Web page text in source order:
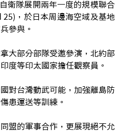
衛隊展開兩年一度的規模聯合
，於日本周邊海空域及基地
參與。
大部分部隊受邀參演，北約部
度等印太國家擔任觀察員。
對台灣動武可能，加強離島防
患運送等訓練。
盟的軍事合作，更展現絕不允